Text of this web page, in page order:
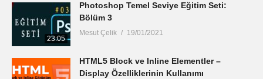
23:05
Photoshop Temel Seviye Eğitim Seti:
Bölüm 3
Mesut Çelik 19/01/2021
HTML5 Block ve Inline Elementler –
Display Özelliklerinin Kullanımı